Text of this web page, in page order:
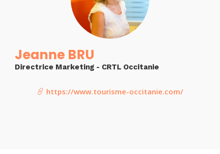
Jeanne BRU
Directrice Marketing - CRTL Occitanie
https://www.tourisme-occitanie.com/